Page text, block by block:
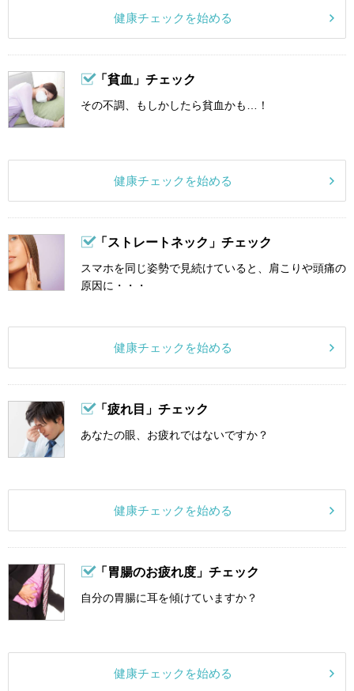
健康チェックを始める
「貧血」チェック
その不調、もしかしたら貧血かも…！
健康チェックを始める
「ストレートネック」チェック
スマホを同じ姿勢で見続けていると、肩こりや頭痛の
原因に・・・
健康チェックを始める
「疲れ目」チェック
あなたの眼、お疲れではないですか？
健康チェックを始める
「胃腸のお疲れ度」チェック
自分の胃腸に耳を傾けていますか？
健康チェックを始める